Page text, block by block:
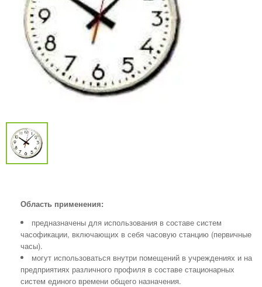
Область применения:
предназначены для использования в составе систем
часофикации, включающих в себя часовую станцию (первичные
часы).
могут использоваться внутри помещений в учреждениях и на
предприятиях различного профиля в составе стационарных
систем единого времени общего назначения.